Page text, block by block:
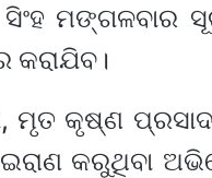
ମଙ୍ଗଳବାର
କରାଯିବ।
କୃଷ୍ଣ ପ୍ରସାଦ
କରୁଥିବା